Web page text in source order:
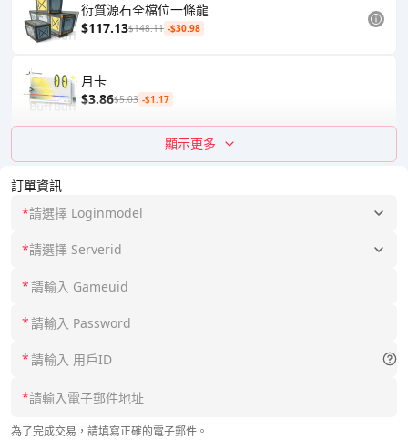
訂單資訊
*請選擇 Loginmodel
*請選擇 Serverid
*
*
*
*
為了完成交易，請填寫正確的電子郵件。
衍質源石全檔位一條龍
$117.13$148.11 -$30.98
月卡
$3.86$5.03 -$1.17
顯示更多